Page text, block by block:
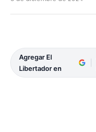
Agregar El
Libertador en